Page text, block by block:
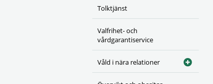
Tolktjänst
Valfrihet- och
vårdgarantiservice
Våld i nära relationer